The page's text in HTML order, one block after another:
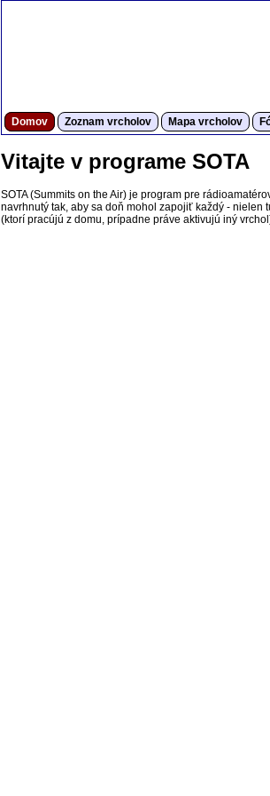
Domov Zoznam vrcholov Mapa vrcholov
Vitajte v programe SOTA
SOTA (Summits on the Air) je program pre
navrhnutý tak, aby sa doň mohol zapojiť každý - nielen
(ktorí pracújú z domu, prípadne práve aktivujú iný